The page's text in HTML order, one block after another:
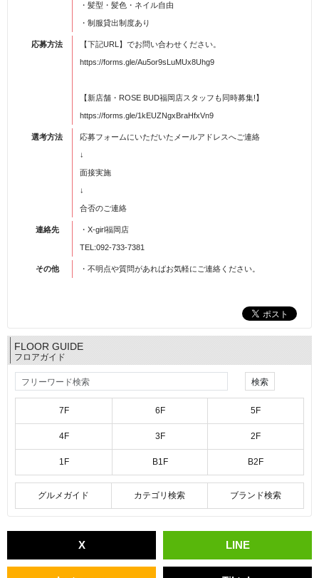
・髪型・髪色・ネイル自由
・制服貸出制度あり
応募方法 【下記URL】でお問い合わせください。
https://forms.gle/Au5or9sLuMUx8Uhg9
【新店舗・ROSE BUD福岡店スタッフも同時募集!】
https://forms.gle/1kEUZNgxBraHfxVn9
選考方法 応募フォームにいただいたメールアドレスへご連絡
↓
面接実施
↓
合否のご連絡
連絡先 ・X-girl福岡店
TEL:092-733-7381
その他 ・不明点や質問があればお気軽にご連絡ください。
FLOOR GUIDE
フロアガイド
7F 6F 5F
4F 3F 2F
1F B1F B2F
グルメガイド カテゴリ検索 ブランド検索
X LINE